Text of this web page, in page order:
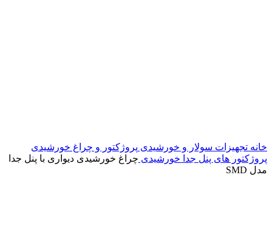
خانه تجهیزات سولار و خورشیدی پروژکتور و چراغ خورشیدی
پروژکتور های پنل جدا خورشیدی چراغ خورشیدی دیواری با پنل جدا
مدل SMD